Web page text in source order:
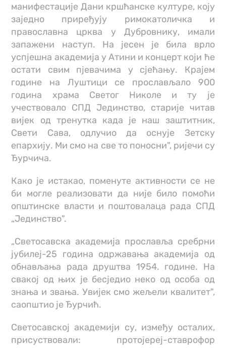
манифестације Дани кршћанске културе, коју
заједно приређују римокатоличка и
православна црква у Дубровнику, имали
запажени наступ. На јесен је била врло
успјешна академија у Атини и концерт који ће
остати свим пјевачима у сјећању. Крајем
године на Луштици се прослављало 900
година храма Светог Николе и ту је
учествовало СПД Јединство, старије читав
вијек од тренутка када је наш заштитник,
Свети Сава, одлучио да оснује Зетску
епархију. Ми смо на све то поносни", ријечи су
Ђурчича.
Како је истакао, поменуте активности се не
би могле реализовати да није било помоћи
општинске власти и поштовалаца рада СПД
„Јединство".
„Светосавска академија прославља сребрни
јубилеј-25 година одржавања академија од
обнављања рада друштва 1954. године. На
свакој од њих је бесједио неко од особа од
знања и звања. Увијек смо жељели квалитет",
саопштио је Ђурчић.
Светосавској академији су, између осталих,
присуствовали: протојереј-ставрофор